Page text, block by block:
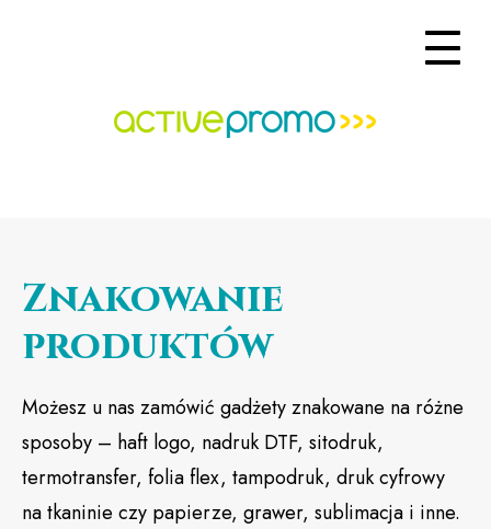
Znakowanie
produktów
Możesz u nas zamówić gadżety znakowane na różne
sposoby – haft logo, nadruk DTF, sitodruk,
termotransfer, folia flex, tampodruk, druk cyfrowy
na tkaninie czy papierze, grawer, sublimacja i inne.